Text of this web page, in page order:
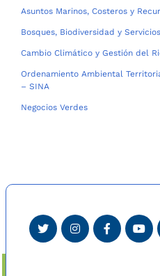
Asuntos Marinos, Costeros y
Bosques, Biodiversidad y
Cambio Climático y Gestión del
Ordenamiento Ambiental
– SINA
Negocios Verdes